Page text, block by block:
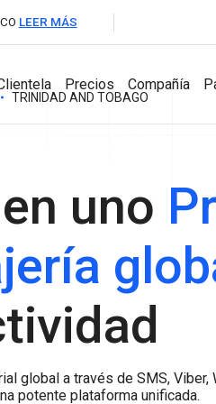
LEER MÁS
para la
canal.
cobertura global y
con enrutamiento global
Precios Compañía
Acerca de la
compañía
Noticias y
Carrera
TRINIDAD AND TOBAGO
uno
global a través de SMS, Viber,
potente plataforma unificada.